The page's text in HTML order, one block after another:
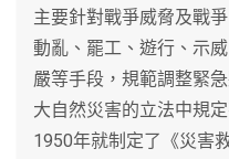
主要針對戰爭威脅及戰
動亂、罷工、遊行、示
嚴等手段，規範調整緊
大自然災害的立法中規
1950年就制定了《災害